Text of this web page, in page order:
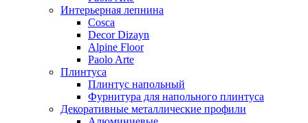
Интерьерная лепнина
Cosca
Decor Dizayn
Alpine Floor
Paolo Arte
Плинтуса
Плинтус напольный
Фурнитура для напольного плинтуса
Декоративные металлические профили